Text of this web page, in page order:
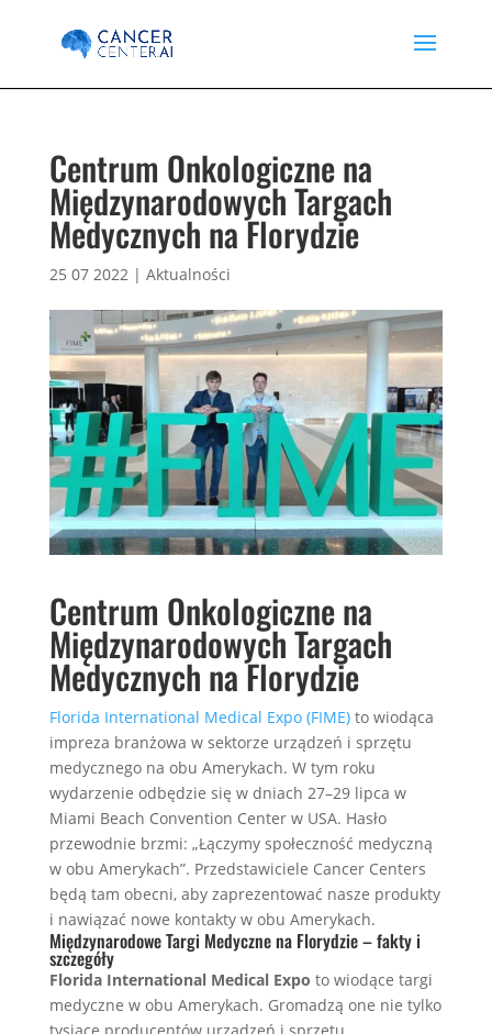
Centrum Onkologiczne na
Międzynarodowych Targach
Medycznych na Florydzie
25 07 2022| Aktualności
Centrum Onkologiczne na
Międzynarodowych Targach
Medycznych na Florydzie
Florida International Medical Expo (FIME)to wiodąca
impreza branżowa w sektorze urządzeń i sprzętu
medycznego na obu Amerykach. W tym roku
wydarzenie odbędzie się w dniach 27–29 lipca w
Miami Beach Convention Center w USA. Hasło
przewodnie brzmi: „Łączymy społeczność medyczną
w obu Amerykach”. Przedstawiciele Cancer Centers
będą tam obecni, aby zaprezentować nasze produkty
i nawiązać nowe kontakty w obu Amerykach.
Międzynarodowe Targi Medyczne na Florydzie – fakty i
szczegóły
Florida International Medical Expo to wiodące targi
medyczne w obu Amerykach. Gromadzą one nie tylko